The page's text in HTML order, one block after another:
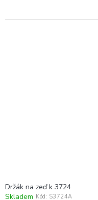
Držák na zeď k 3724
Skladem Kód: S3724A